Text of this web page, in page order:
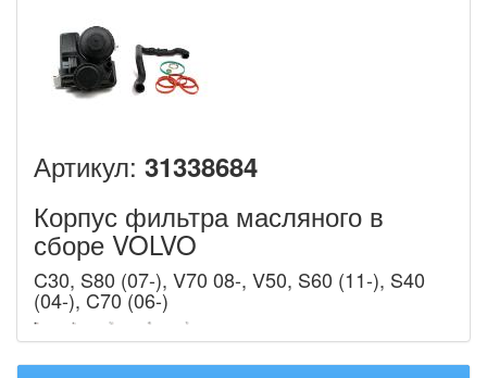
Артикул: 31338684
Корпус фильтра масляного в
сборе VOLVO
C30, S80 (07-), V70 08-, V50, S60 (11-), S40
(04-), C70 (06-)